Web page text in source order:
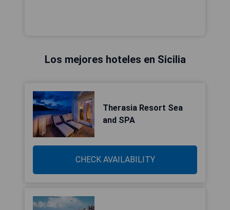
Los mejores hoteles en Sicilia
Therasia Resort Sea
and SPA
CHECK AVAILABILITY